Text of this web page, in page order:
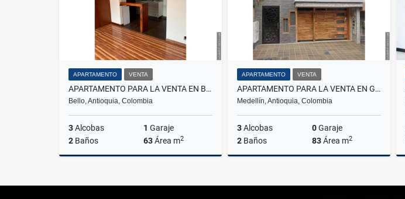
APARTAMENTO VENTA
APARTAMENTO PARA LA VENTA EN BELLO EL TRAPICHE
Bello, Antioquia, Colombia
3Alcobas 1 Garaje
2 Baños 63Área m2
$280.000.000
APARTAMENTO VENTA
APARTAMENTO PARA LA VENTA EN GUAYABAL CRISTO REY
Medellín, Antioquia, Colombia
3Alcobas 0Garaje
2 Baños 83Área m2
$430.000.000